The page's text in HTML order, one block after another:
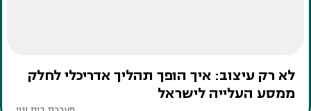
לא רק עיצוב: איך הופך תהליך אדריכלי לחלק
ממסע העלייה לישראל